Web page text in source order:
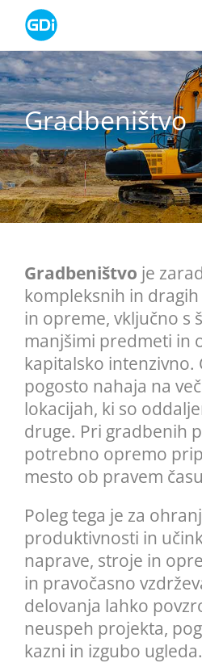
content
Gradbeništvo
Gradbeništvo je
kompleksnih in
in opreme, vključno s
manjšimi predmeti in
kapitalsko intenzivno.
pogosto nahaja na
lokacijah, ki so
druge. Pri gradbenih
potrebno opremo
mesto ob pravem
Poleg tega je za
produktivnosti in
naprave, stroje in
in pravočasno
delovanja lahko
neuspeh projekta,
kazni in izgubo ugleda.